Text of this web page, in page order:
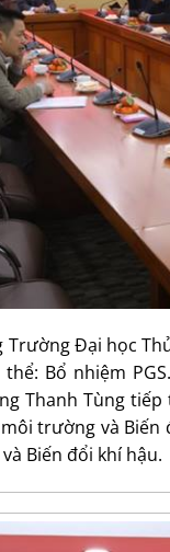
Đại học
Bổ nhiệm
Thanh Tùng
trường và
Biến đổi khí hậu.